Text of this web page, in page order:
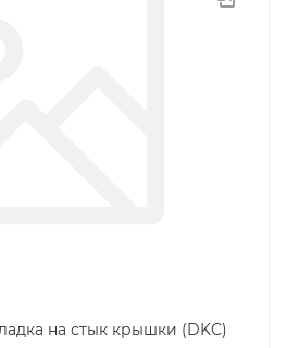
на стык крышки (DKC)